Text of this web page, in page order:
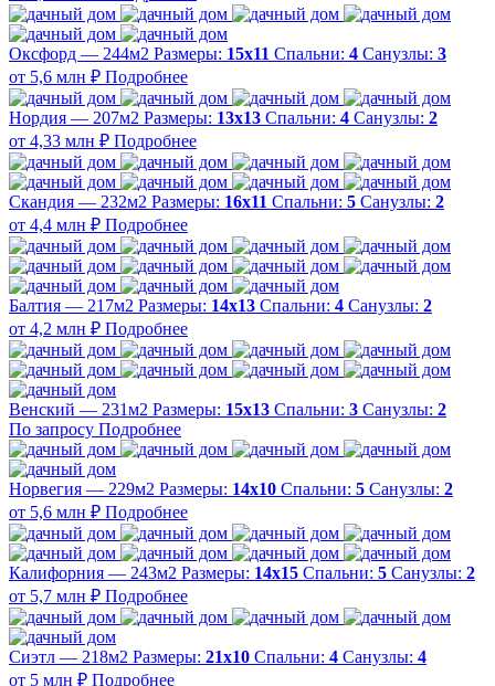
Оксфорд — 244м2 Размеры: 15х11 Спальни: 4 Санузлы: 3
от 5,6 млн ₽ Подробнее
Нордия — 207м2 Размеры: 13х13 Спальни: 4 Санузлы: 2
от 4,33 млн ₽ Подробнее
Скандия — 232м2 Размеры: 16х11 Спальни: 5 Санузлы: 2
от 4,4 млн ₽ Подробнее
Балтия — 217м2 Размеры: 14х13 Спальни: 4 Санузлы: 2
от 4,2 млн ₽ Подробнее
Венский — 231м2 Размеры: 15х13 Спальни: 3 Санузлы: 2
По запросу Подробнее
Норвегия — 229м2 Размеры: 14х10 Спальни: 5 Санузлы: 2
от 5,6 млн ₽ Подробнее
Калифорния — 243м2 Размеры: 14х15 Спальни: 5 Санузлы: 2
от 5,7 млн ₽ Подробнее
Сиэтл — 218м2 Размеры: 21х10 Спальни: 4 Санузлы: 4
от 5 млн ₽ Подробнее